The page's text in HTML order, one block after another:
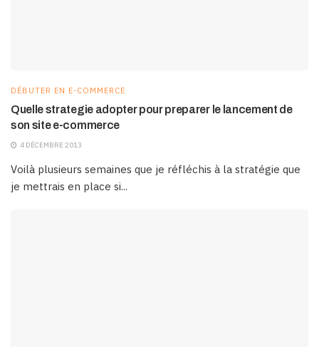
DÉBUTER EN E-COMMERCE
Quelle strategie adopter pour preparer le lancement de
son site e-commerce
4 DÉCEMBRE 2013
Voilà plusieurs semaines que je réfléchis à la stratégie que
je mettrais en place si...